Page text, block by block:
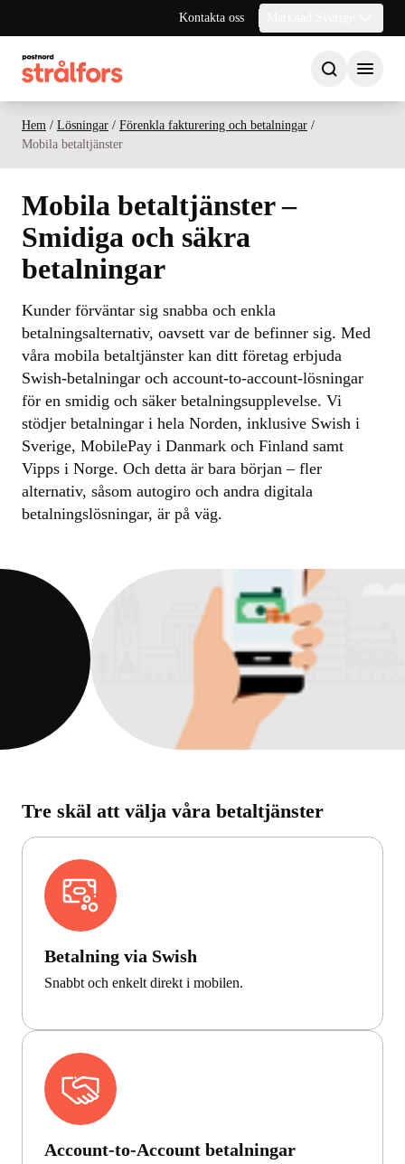
Kontakta oss
Hem / Lösningar / Förenkla fakturering och betalningar /
Mobila betaltjänster
Mobila betaltjänster –
Smidiga och säkra
betalningar
Kunder förväntar sig snabba och enkla
betalningsalternativ, oavsett var de befinner sig. Med
våra mobila betaltjänster kan ditt företag erbjuda
Swish-betalningar och account-to-account-lösningar
för en smidig och säker betalningsupplevelse. Vi
stödjer betalningar i hela Norden, inklusive Swish i
Sverige, MobilePay i Danmark och Finland samt
Vipps i Norge. Och detta är bara början – fler
alternativ, såsom autogiro och andra digitala
betalningslösningar, är på väg.
Tre skäl att välja våra betaltjänster
Betalning via Swish
Snabbt och enkelt direkt i mobilen.
Account-to-Account betalningar